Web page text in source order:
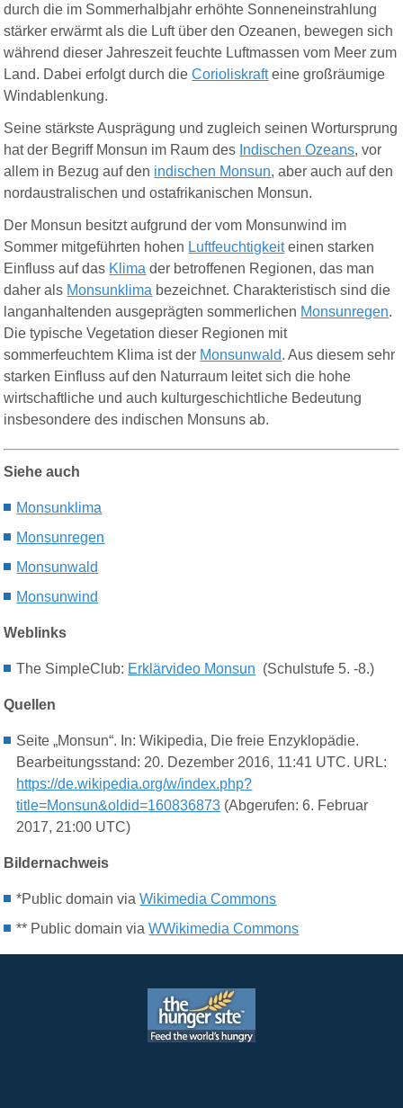
durch die im Sommerhalbjahr erhöhte Sonneneinstrahlung
stärker erwärmt als die Luft über den Ozeanen, bewegen sich
während dieser Jahreszeit feuchte Luftmassen vom Meer zum
Land. Dabei erfolgt durch dieCorioliskraft eine großräumige
Windablenkung.
Seine stärkste Ausprägung und zugleich seinen Wortursprung
hat der Begriff Monsun im Raum des Indischen Ozeans, vor
allem in Bezug auf den indischen Monsun, aber auch auf den
nordaustralischen und ostafrikanischen Monsun.
Der Monsun besitzt aufgrund der vom Monsunwind im
Sommer mitgeführten hohen Luftfeuchtigkeit einen starken
Einfluss auf das Klima der betroffenen Regionen, das man
daher als Monsunklima bezeichnet. Charakteristisch sind die
langanhaltenden ausgeprägten sommerlichen Monsunregen.
Die typische Vegetation dieser Regionen mit
sommerfeuchtem Klima ist der Monsunwald. Aus diesem sehr
starken Einfluss auf den Naturraum leitet sich die hohe
wirtschaftliche und auch kulturgeschichtliche Bedeutung
insbesondere des indischen Monsuns ab.
Siehe auch
Monsunklima
Monsunregen
Monsunwald
Monsunwind
Weblinks
The SimpleClub: Erklärvideo Monsun (Schulstufe 5. -8.)
Quellen
Seite „Monsun“. In: Wikipedia, Die freie Enzyklopädie.
Bearbeitungsstand: 20. Dezember 2016, 11:41 UTC. URL:
https://de.wikipedia.org/w/index.php?
title=Monsun&oldid=160836873 (Abgerufen: 6. Februar
2017, 21:00 UTC)
Bildernachweis
*Public domain viaWikimedia Commons
** Public domain viaWWikimedia Commons